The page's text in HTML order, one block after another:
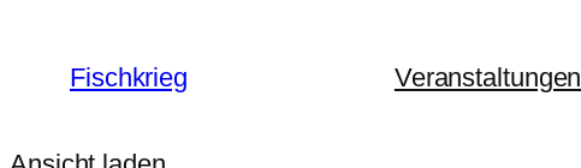
Fischkrieg Veranstaltungen